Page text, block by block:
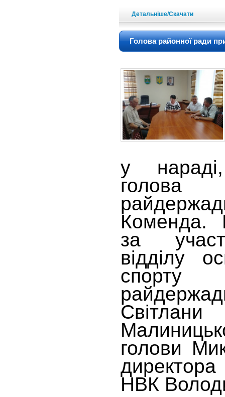
Детальніше/Скачати
Голова районної ради
у
голова
Коменда.
за
відділу
спорту
голови
НВК